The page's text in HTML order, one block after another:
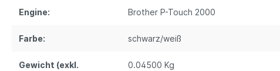
Engine: Brother P-Touch 2000
Farbe: schwarz/weiß
Gewicht (exkl.
0.04500 Kg